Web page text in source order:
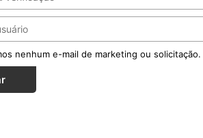
nenhum e-mail de marketing ou solicitação.